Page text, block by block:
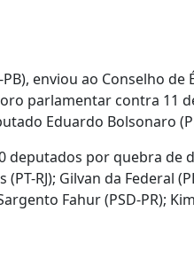
enviou ao Conselho de
parlamentar contra 11
Eduardo Bolsonaro
deputados por quebra de
RJ); Gilvan da Federal
Fahur (PSD-PR);